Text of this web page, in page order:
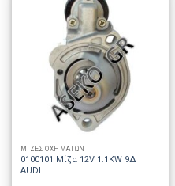
ΜΙΖΕΣ ΟΧΗΜΑΤΩΝ
0100101 Μίζα 12V 1.1KW 9Δ
AUDI